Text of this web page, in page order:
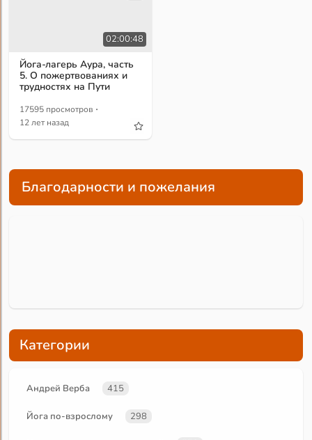
02:00:48
Йога-лагерь Аура, часть
5. О пожертвованиях и
трудностях на Пути
17595 просмотров ·
12 лет назад
Благодарности и пожелания
Категории
Андрей Верба 415
Йога по-взрослому 298